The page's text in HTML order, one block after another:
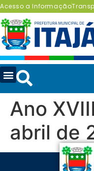
Acesso a Informação
Ano
abril de